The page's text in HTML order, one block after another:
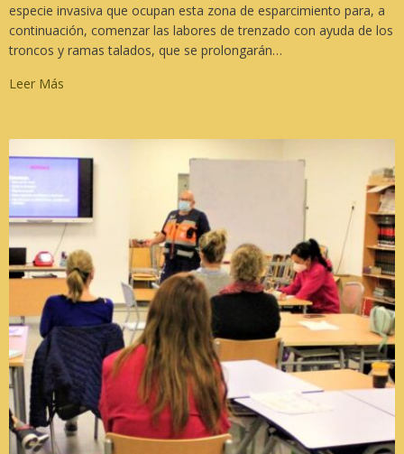
especie invasiva que ocupan esta zona de esparcimiento para, a
continuación, comenzar las labores de trenzado con ayuda de los
troncos y ramas talados, que se prolongarán…
Leer Más